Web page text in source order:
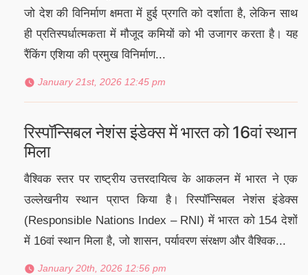
जो देश की विनिर्माण क्षमता में हुई प्रगति को दर्शाता है, लेकिन साथ
ही प्रतिस्पर्धात्मकता में मौजूद कमियों को भी उजागर करता है। यह
रैंकिंग एशिया की प्रमुख विनिर्माण...
January 21st, 2026 12:45 pm
रिस्पॉन्सिबल नेशंस इंडेक्स में भारत को 16वां स्थान
मिला
वैश्विक स्तर पर राष्ट्रीय उत्तरदायित्व के आकलन में भारत ने एक
उल्लेखनीय स्थान प्राप्त किया है। रिस्पॉन्सिबल नेशंस इंडेक्स
(Responsible Nations Index – RNI) में भारत को 154 देशों
में 16वां स्थान मिला है, जो शासन, पर्यावरण संरक्षण और वैश्विक...
January 20th, 2026 12:56 pm